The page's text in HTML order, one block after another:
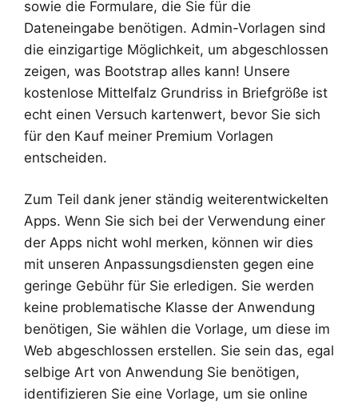
sowie die Formulare, die Sie für die
Dateneingabe benötigen. Admin-Vorlagen sind
die einzigartige Möglichkeit, um abgeschlossen
zeigen, was Bootstrap alles kann! Unsere
kostenlose Mittelfalz Grundriss in Briefgröße ist
echt einen Versuch kartenwert, bevor Sie sich
für den Kauf meiner Premium Vorlagen
entscheiden.
Zum Teil dank jener ständig weiterentwickelten
Apps. Wenn Sie sich bei der Verwendung einer
der Apps nicht wohl merken, können wir dies
mit unseren Anpassungsdiensten gegen eine
geringe Gebühr für Sie erledigen. Sie werden
keine problematische Klasse der Anwendung
benötigen, Sie wählen die Vorlage, um diese im
Web abgeschlossen erstellen. Sie sein das, egal
selbige Art von Anwendung Sie benötigen,
identifizieren Sie eine Vorlage, um sie online